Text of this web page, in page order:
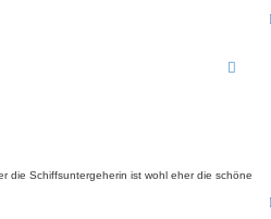
die Schiffsuntergeherin ist wohl eher die schöne